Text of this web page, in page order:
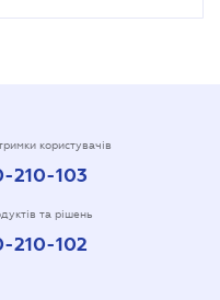
користувачів
210-103
та рішень
210-102